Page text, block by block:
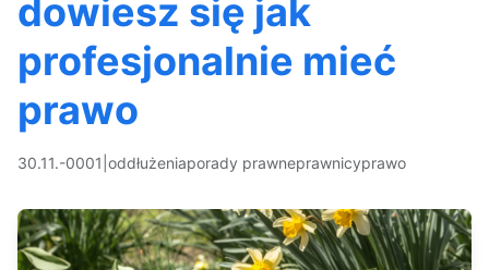
dowiesz się jak
profesjonalnie mieć
prawo
30.11.-0001 oddłużeniaporady prawneprawnicyprawo